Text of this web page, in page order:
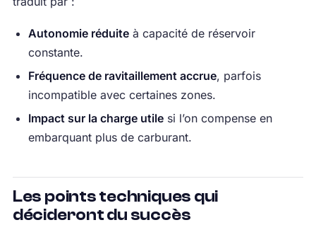
Autonomie réduiteà capacité de réservoir
constante.
Fréquence de ravitaillement accrue, parfois
incompatible avec certaines zones.
Impact sur la charge utilesi l’on compense en
embarquant plus de carburant.
Les points techniques qui
décideront du succès